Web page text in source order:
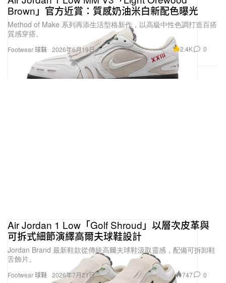
Footwear 球鞋
Brown」官方近賞：質感奶油米白新配色曝光
Method of Make 系列再添生活型格新作，以高級中性色調打造百搭
質感穿搭。
2026年6月19日 2.4K 0
Footwear 球鞋
Air Jordan 1 Low「Golf Shroud」以層次皮革與
可拆式細節演繹高爾夫球鞋設計
Jordan Brand 最新鞋款從傳統高爾夫球鞋汲取靈感，配備可拆卸鞋
舌飾片。
2026年7月21日 747 0